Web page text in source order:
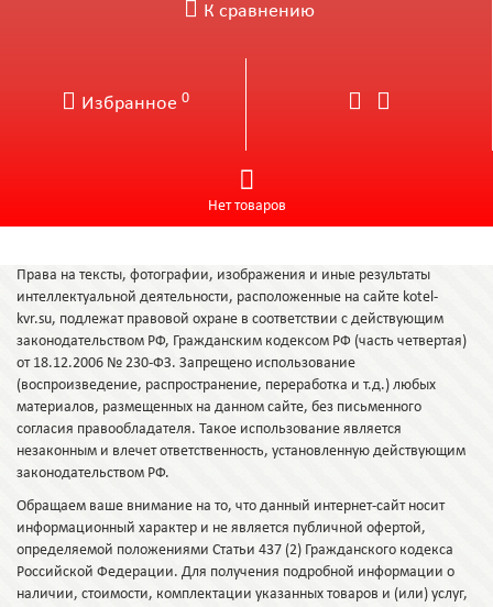
К сравнению
Избранное 0
Нет товаров
Права на тексты, фотографии, изображения и иные результаты
интеллектуальной деятельности, расположенные на сайте kotel-
kvr.su, подлежат правовой охране в соответствии с действующим
законодательством РФ, Гражданским кодексом РФ (часть четвертая)
от 18.12.2006 № 230-ФЗ. Запрещено использование
(воспроизведение, распространение, переработка и т.д.) любых
материалов, размещенных на данном сайте, без письменного
согласия правообладателя. Такое использование является
незаконным и влечет ответственность, установленную действующим
законодательством РФ.
Обращаем ваше внимание на то, что данный интернет-сайт носит
информационный характер и не является публичной офертой,
определяемой положениями Статьи 437 (2) Гражданского кодекса
Российской Федерации. Для получения подробной информации о
наличии, стоимости, комплектации указанных товаров и (или) услуг,